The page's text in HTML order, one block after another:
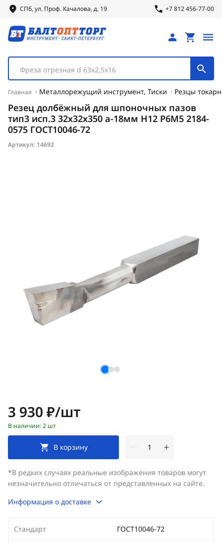
СПб, ул. Проф. Качалова, д. 19 +7 812 456-77-00
Фреза отрезная d 63х2,5х16
Главная Металлорежущий инструмент, Тиски Резцы
Резец долбёжный для шпоночных пазов
тип3 исп.3 32х32х350 а-18мм Н12 Р6М5 2184-
0575 ГОСТ10046-72
Артикул: 14692
Цена:
3 930 ₽/шт
В наличии: 2 шт
В корзину
*В редких случаях реальные изображения товаров могут
незначительно отличаться от представленных на сайте.
Информация о доставке
Стандарт ГОСТ10046-72